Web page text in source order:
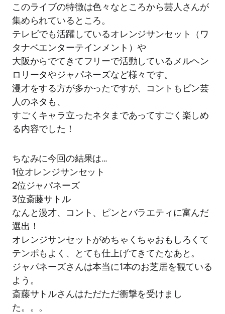
このライブの特徴は色々なところから芸人さんが
集められているところ。
テレビでも活躍しているオレンジサンセット（ワ
タナベエンターテインメント）や
大阪からでてきてフリーで活動しているメルヘン
ロリータやジャパネーズなど様々です。
漫才をする方が多かったですが、コントもピン芸
人のネタも、
すごくキャラ立ったネタまであってすごく楽しめ
る内容でした！
ちなみに今回の結果は…
1位オレンジサンセット
2位ジャパネーズ
3位斎藤サトル
なんと漫才、コント、ピンとバラエティに富んだ
選出！
オレンジサンセットがめちゃくちゃおもしろくて
テンポもよく、とても仕上げてきてたなあと。
ジャパネーズさんは本当に1本のお芝居を観ている
よう。
斎藤サトルさんはただただ衝撃を受けまし
た。。。